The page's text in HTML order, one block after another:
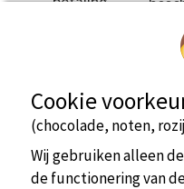
Cookie
(chocolade, noten,
Wij gebruiken alleen
de functionering van